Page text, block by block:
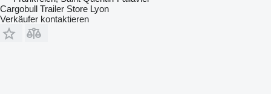
Cargobull Trailer Store Lyon
Verkäufer kontaktieren